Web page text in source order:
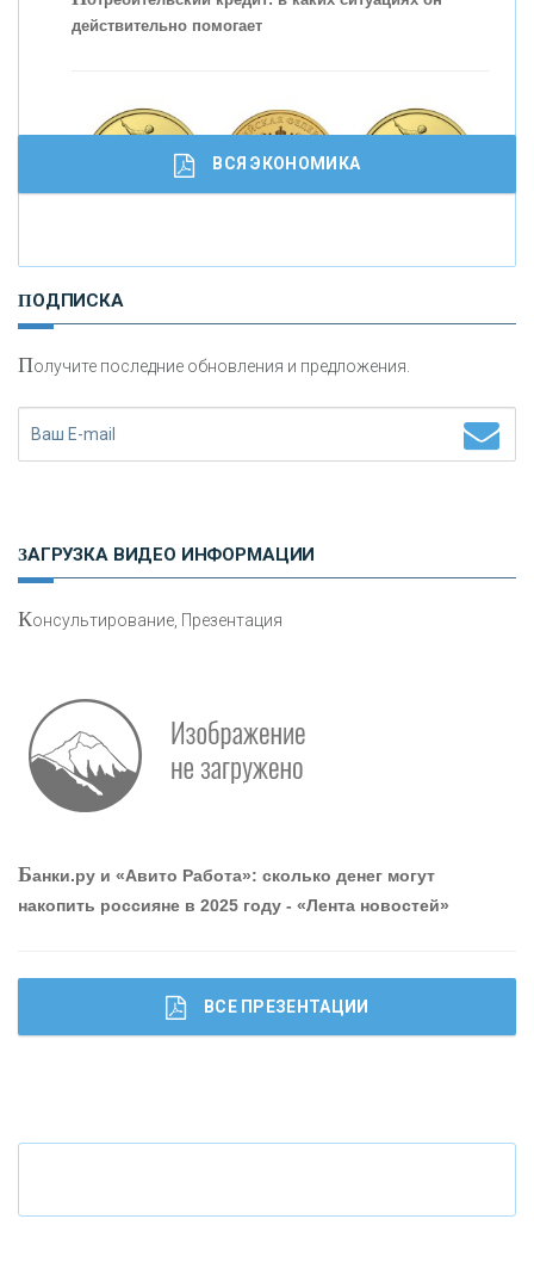
привлечь и удержать персонал - «Интервью»
действительно помогает
И
сохранения и увеличения капитала
Что будет с наличными деньгами при цифровом
ВСЯ ЭКОНОМИКА
ПОДПИСКА
Получите последние обновления и предложения.
ЗАГРУЗКА ВИДЕО ИНФОРМАЦИИ
Консультирование, Презентация
Банки.ру и «Авито Работа»: сколько денег могут
накопить россияне в 2025 году - «Лента новостей»
ВСЕ ПРЕЗЕНТАЦИИ